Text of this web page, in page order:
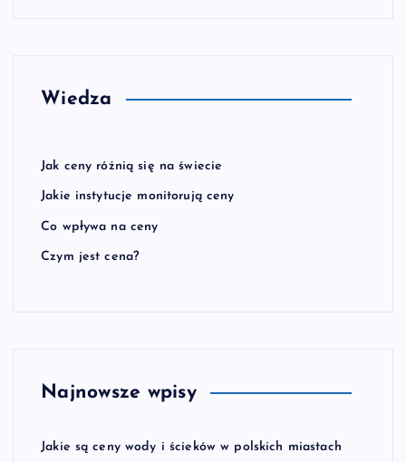
Wiedza
Jak ceny różnią się na świecie
Jakie instytucje monitorują ceny
Co wpływa na ceny
Czym jest cena?
Najnowsze wpisy
Jakie są ceny wody i ścieków w polskich miastach